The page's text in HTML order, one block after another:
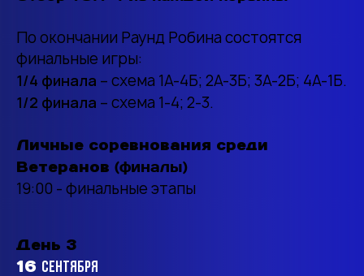
По окончании Раунд Робина состоятся
финальные игры:
1/4 финала – схема 1А-4Б; 2А-3Б; 3А-2Б; 4А-1Б.
1/2 финала – схема 1-4; 2-3.
Личные соревнования среди
Ветеранов (финалы)
19:00 - финальные этапы
День 3
16 сентября